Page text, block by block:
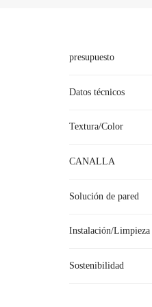
presupuesto
Datos técnicos
Textura/Color
CANALLA
Solución de pared
Instalación/Limpieza
Sostenibilidad